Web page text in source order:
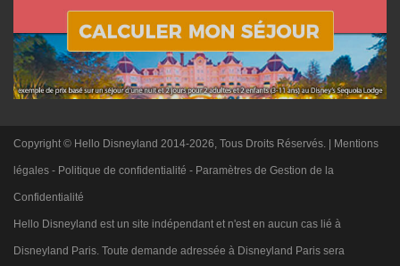
Copyright © Hello Disneyland 2014-2026, Tous Droits Réservés. | Mentions
légales - Politique de confidentialité - Paramètres de Gestion de la
Confidentialité
Hello Disneyland est un site indépendant et n'est en aucun cas lié à
Disneyland Paris. Toute demande adressée à Disneyland Paris sera